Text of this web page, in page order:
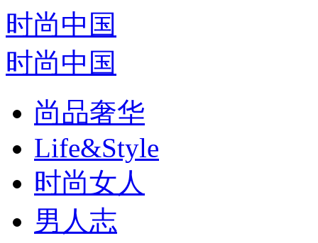
时尚中国
时尚中国
尚品奢华
Life&Style
时尚女人
男人志